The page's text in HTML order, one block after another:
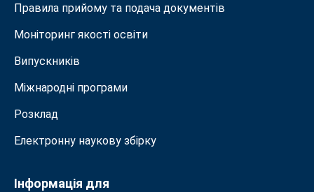
Правила прийому та подача документiв
Моніторинг якості освіти
Випускників
Міжнародні програми
Розклад
Електронну наукову збірку
Інформація для